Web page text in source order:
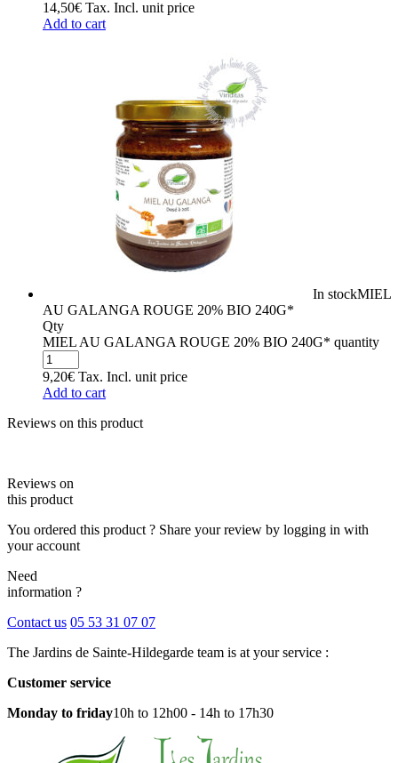
14,50€ Tax. Incl. unit price
Add to cart
In stockMIEL
AU GALANGA ROUGE 20% BIO 240G*
Qty
MIEL AU GALANGA ROUGE 20% BIO 240G* quantity
9,20€ Tax. Incl. unit price
Add to cart
Reviews on this product
Reviews on
this product
You ordered this product ? Share your review by logging in with
your account
Need
information ?
Contact us 05 53 31 07 07
The Jardins de Sainte-Hildegarde team is at your service :
Customer service
Monday to friday10h to 12h00 - 14h to 17h30